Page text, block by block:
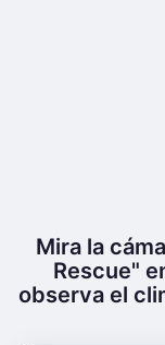
Mira la
Rescue"
observa el